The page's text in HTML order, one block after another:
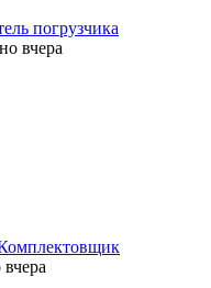
погрузчика
вчера
вчера